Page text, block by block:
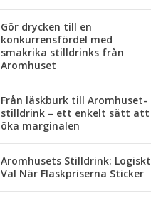
Gör drycken till en
konkurrensfördel med
smakrika stilldrinks från
Aromhuset
Från läskburk till Aromhuset-
stilldrink – ett enkelt sätt att
öka marginalen
Aromhusets Stilldrink: Logiskt
Val När Flaskpriserna Sticker